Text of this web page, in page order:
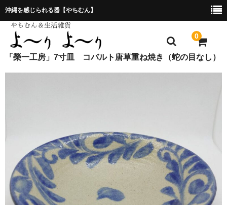
沖縄を感じられる器【やちむん】
0
「榮一工房」7寸皿 コバルト唐草重ね焼き（蛇の目なし）